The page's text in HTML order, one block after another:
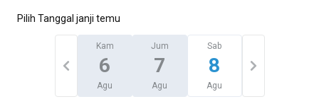
Pilih Tanggal janji temu
Kam
6
Agu
Jum
7
Agu
Sab
8
Agu